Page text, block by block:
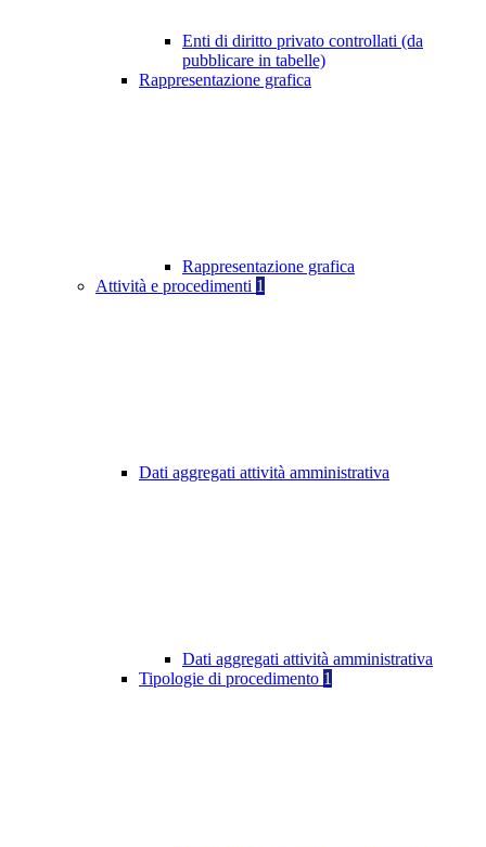
Enti di diritto privato controllati (da
pubblicare in tabelle)
Rappresentazione grafica
Rappresentazione grafica
Attività e procedimenti 1
Dati aggregati attività amministrativa
Dati aggregati attività amministrativa
Tipologie di procedimento 1